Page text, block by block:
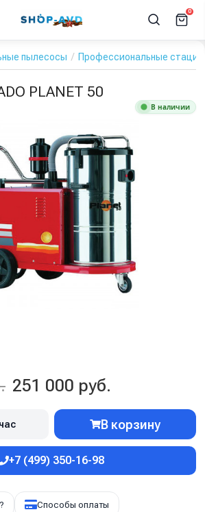
0
пылесосы Профессиональные
PLANET 50
В наличии
251 000 руб.
В корзину
+7 (499) 350-16-98
Способы оплаты